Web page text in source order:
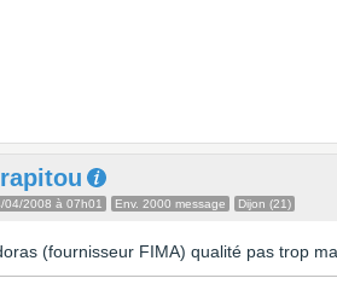
04/2008 à 07h01 Env. 2000 message Dijon (21)
(fournisseur FIMA) qualité pas trop